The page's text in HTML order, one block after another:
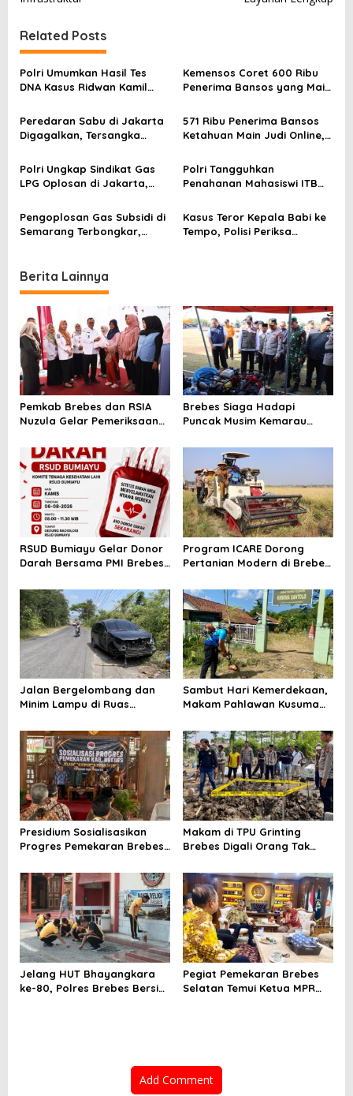
t
n
a
v
i
g
a
t
i
n
Related Posts
Polri Umumkan Hasil Tes
DNA Kasus Ridwan Kamil
Kemensos Coret 600 Ribu
Penerima Bansos yang Main
Peredaran Sabu di Jakarta
Digagalkan, Tersangka
Penjara
571 Ribu Penerima Bansos
Ketahuan Main Judi Online,
Miliar Sepanjang 2024
Polri Ungkap Sindikat Gas
LPG Oplosan di Jakarta,
Rp14 Miliar
Polri Tangguhkan
Penahanan Mahasiswi ITB
Alasannya
Pengoplosan Gas Subsidi di
Semarang Terbongkar,
Kasus Teror Kepala Babi ke
Tempo, Polisi Periksa
Berita Lainnya
Pemkab Brebes dan RSIA
Nuzula Gelar Pemeriksaan
Perkuat Kesehatan Ibu dan
Bayi
Brebes Siaga Hadapi
Puncak Musim Kemarau
Kesiapsiagaan Bencana dan
Karhutla
RSUD Bumiayu Gelar Donor
Darah Bersama PMI Brebes
Indonesia
Program ICARE Dorong
Pertanian Modern di Brebes,
Tembus 10,2 Ton per Hektare
Jalan Bergelombang dan
Minim Lampu di Ruas
Telan Korban, Innova
Hantam Pohon di
Bantarkawung
Sambut Hari Kemerdekaan,
Makam Pahlawan Kusuma
Dibersihkan
Presidium Sosialisasikan
Progres Pemekaran Brebes
Pansus DPRD Jateng Jadi
Tahap Berikutnya
Makam di TPU Grinting
Brebes Digali Orang Tak
Selidiki Motif Pelaku
Jelang HUT Bhayangkara
ke-80, Polres Brebes Bersih-
Pegiat Pemekaran Brebes
Selatan Temui Ketua MPR
Add Comment